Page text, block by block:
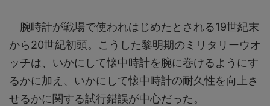
腕時計が戦場で使われはじめたとされる19世紀末
から20世紀初頭。こうした黎明期のミリタリーウオ
ッチは、いかにして懐中時計を腕に巻けるようにす
るかに加え、いかにして懐中時計の耐久性を向上さ
せるかに関する試行錯誤が中心だった。